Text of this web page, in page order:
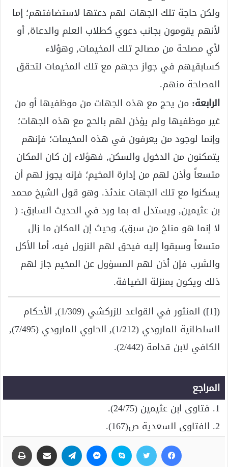
ولكن حاجة تلك الجهات لهم دعتها لاستضافتهم؛ إما
لأنهم يقومون بجانب دعوي كطلاب العلم والدعاة, أو
لأي مصلحة من مصالح تلك المخيمات, وهؤلاء
كسابقيهم في جواز حجهم مع تلك المخيمات لتحقق
المصلحة منهم.
الرابعة: من يحج مع هذه الجهات من موظفيها أو من
غير موظفيها ولم يؤذن لهم بالحج مع هذه الجهات؛
وإنما لوجود من يعرفون في هذه المخيمات؛ فإنهم
يتمكنون من الدخول والسكن, فهؤلاء إن كان المكان
متسعاً وأذن لهم من إدارة المخيم؛ فإنه يجوز لهم أن
يسكنوا مع تلك الجهات عندئذ. وهو قول الشيخ محمد
بن عثيمين, ويستدل له بما ورد في الحديث السابق: (
لا إنما هو مناخ من سبق)، وحيث إن المكان ما زال
متسعاً وسبقوا إليه فيحق لهم النزول فيه، أما الأكل
والشرب فإن أذن لهم المسؤول عن المخيم جاز لهم
ذلك ويكون بمنزلة الضيافة.
([1]) المنثور في القواعد للزركشي (1/309), الأحكام
السلطانية للمارودي (1/212), الحاوي للمارودي (7/495),
الكافي لابن قدامة (2/442).
المراجع
1. فتاوى ابن عثيمين (24/75).
2. الفتاوى السعدية ص(167).